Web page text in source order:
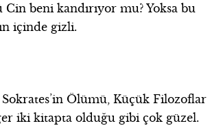
beni kandırıyor mu? Yoksa bu
içinde gizli.
Ölümü, Küçük Filozoflar
iki kitapta olduğu gibi çok güzel.